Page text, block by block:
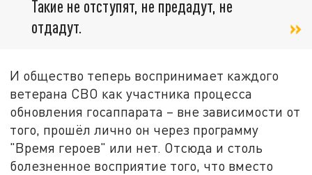
Такие не отступят, не предадут, не
отдадут.
И общество теперь воспринимает каждого
ветерана СВО как участника процесса
обновления госаппарата – вне зависимости от
того, прошёл лично он через программу
"Время героев" или нет. Отсюда и столь
болезненное восприятие того, что вместо